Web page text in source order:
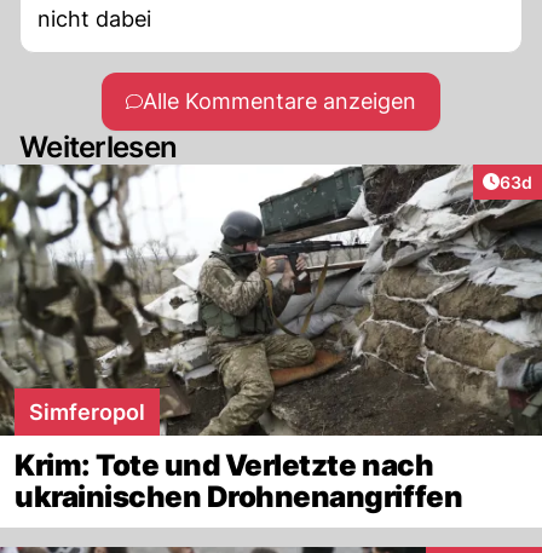
nicht dabei
Alle Kommentare anzeigen
Weiterlesen
63d
Simferopol
Krim: Tote und Verletzte nach
ukrainischen Drohnenangriffen